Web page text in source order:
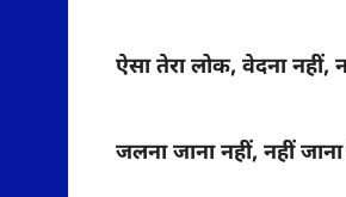
ऐसा तेरा लोक, वेदना नहीं,
जलना जाना नहीं, नहीं